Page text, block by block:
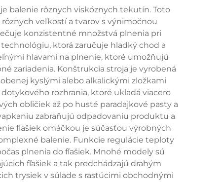
balenie rôznych viskóznych tekutín. Toto
veľkostí a tvarov s výnimočnou
konzistentné množstvá plnenia pri
ktorá zaručuje hladký chod a
hlavami na plnenie, ktoré umožňujú
zariadenia. Konštrukcia stroja je vyrobená
kyslými alebo alkalickými zložkami
rozhrania, ktoré ukladá viacero
obličiek až po husté paradajkové pasty a
zabraňujú odpadovaniu produktu a
fľašiek omáčkou je súčasťou výrobných
balenie. Funkcie regulácie teploty
plnenia do fľašiek. Mnohé modely sú
fľašiek a tak predchádzajú drahým
trysiek v súlade s rastúcimi obchodnými